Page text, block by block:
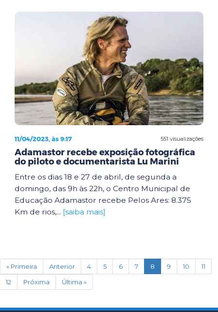
551 visualizações
11/04/2023, às 9:17
Adamastor recebe exposição fotográfica
do piloto e documentarista Lu Marini
Entre os dias 18 e 27 de abril, de segunda a
domingo, das 9h às 22h, o Centro Municipal de
Educação Adamastor recebe Pelos Ares: 8.375
Km de rios,... [saiba mais]
« Primeira Anterior 4 5 6 7 8 (current)
9 10
11
12
Próxima Última »